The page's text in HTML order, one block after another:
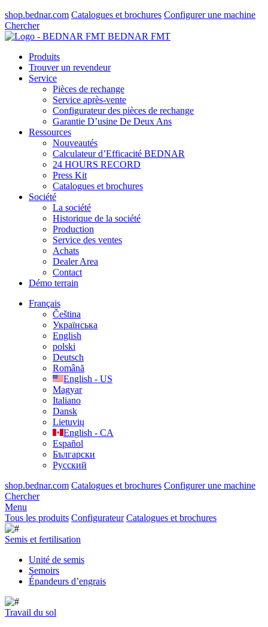
shop.bednar.com Catalogues et brochures Configurer une machine
Chercher
BEDNAR FMT
Produits
Trouver un revendeur
Service
Pièces de rechange
Service après-vente
Configurateur des pièces de rechange
Garantie D’usine De Deux Ans
Ressources
Nouveautés
Calculateur d’Efficacité BEDNAR
24 HOURS RECORD
Press Kit
Catalogues et brochures
Société
La société
Historique de la société
Production
Service des ventes
Achats
Dealer Area
Contact
Démo terrain
Français
Čeština
Українська
English
polski
Deutsch
Română
English - US
Magyar
Italiano
Dansk
Lietuvių
English - CA
Español
Български
Русский
shop.bednar.com Catalogues et brochures Configurer une machine
Chercher
Menu
Tous les produits Configurateur Catalogues et brochures
Semis et fertilisation
Unité de semis
Semoirs
Épandeurs d’engrais
Travail du sol